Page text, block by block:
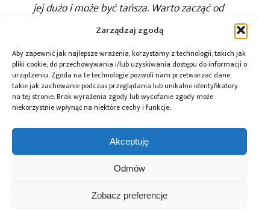
Zarządzaj zgodą
Aby zapewnić jak najlepsze wrażenia, korzystamy z technologii, takich jak
pliki cookie, do przechowywania i/lub uzyskiwania dostępu do informacji o
urządzeniu. Zgoda na te technologie pozwoli nam przetwarzać dane,
takie jak zachowanie podczas przeglądania lub unikalne identyfikatory
na tej stronie. Brak wyrażenia zgody lub wycofanie zgody może
niekorzystnie wpłynąć na niektóre cechy i funkcje.
Akceptuję
Odmów
Zobacz preferencje
jej dużo i może być tańsza. Warto zacząć od
prostych nawyków, jak zdalnie sterowane
urządzenia, np. ustawianie z opóźnieniem
zmywarki czy pralki, czy uruchamianie ich
przez internet. Z drugiej strony również
dostępność infrastruktury, chociażby
w transporcie, czyli ładowania samochodów
elektrycznych w miejscach, w których
użytkownik przebywa w ciągu dnia, np.
w pracy. Oczywiście ważne jest
uproszczenie procedur, zautomatyzowanie
ich, czyli wykluczenie konieczności
w przypadku nie przekraczania mocy, na